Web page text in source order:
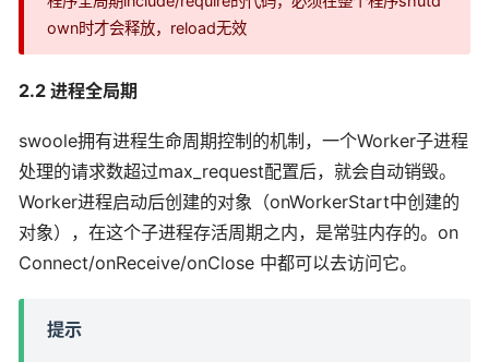
own时才会释放，reload无效
2.2 进程全局期
swoole拥有进程生命周期控制的机制，一个Worker子进程
处理的请求数超过max_request配置后，就会自动销毁。
Worker进程启动后创建的对象（onWorkerStart中创建的
对象），在这个子进程存活周期之内，是常驻内存的。on
Connect/onReceive/onClose 中都可以去访问它。
提示